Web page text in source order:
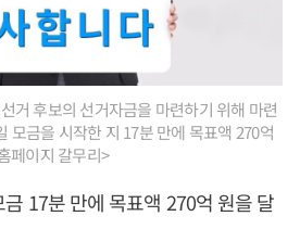
거 후보의 선거자금을 마련하기 위해 마련
모금을 시작한 지 17분 만에 목표액 270억
페이지 갈무리>
17분 만에 목표액 270억 원을 달